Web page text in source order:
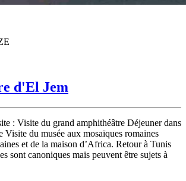
d'El Jem
: Visite du grand amphithéâtre Déjeuner dans
Visite du musée aux mosaïques romaines
et de la maison d’Africa. Retour à Tunis
sont canoniques mais peuvent être sujets à